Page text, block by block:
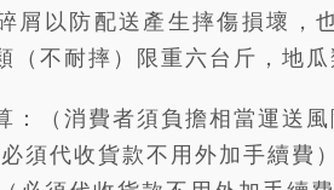
屑以防配送產生摔傷損壞，
（不耐摔）限重六台斤，地
：（消費者須負擔相當運送風
須代收貨款不用外加手續費）